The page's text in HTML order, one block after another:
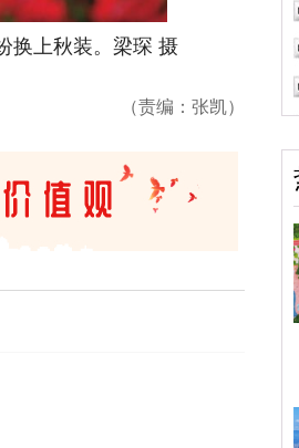
上秋装。梁琛 摄
（责编：张凯）